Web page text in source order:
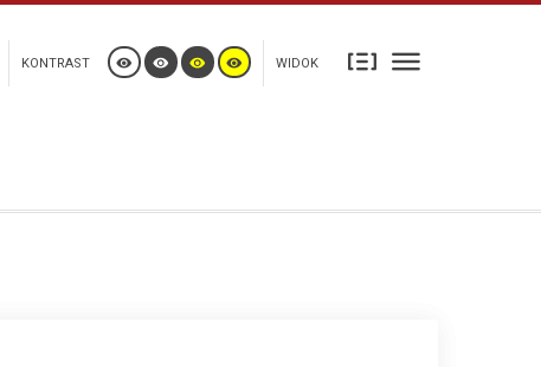
KONTRAST WIDOK